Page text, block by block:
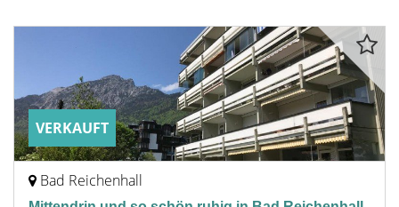
VERKAUFT
Bad Reichenhall